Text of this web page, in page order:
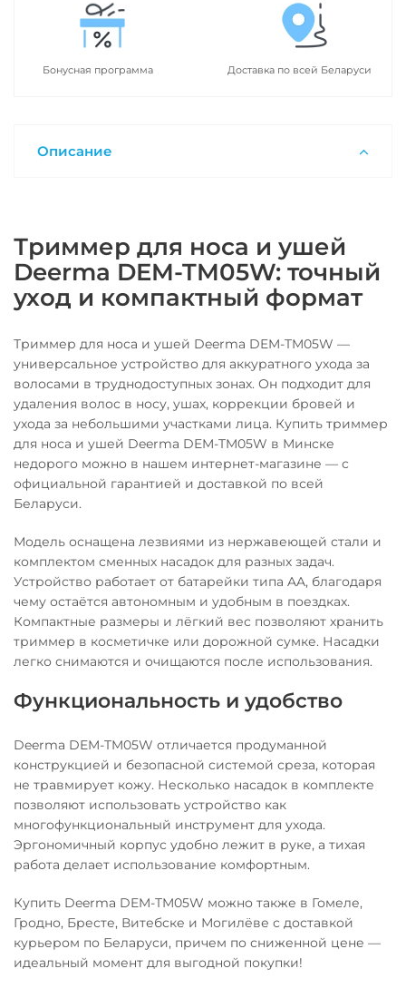
Бонусная программа Доставка по всей Беларуси
Описание
Триммер для носа и ушей
Deerma DEM-TM05W: точный
уход и компактный формат
Триммер для носа и ушей Deerma DEM-TM05W —
универсальное устройство для аккуратного ухода за
волосами в труднодоступных зонах. Он подходит для
удаления волос в носу, ушах, коррекции бровей и
ухода за небольшими участками лица. Купить триммер
для носа и ушей Deerma DEM-TM05W в Минске
недорого можно в нашем интернет-магазине — с
официальной гарантией и доставкой по всей
Беларуси.
Модель оснащена лезвиями из нержавеющей стали и
комплектом сменных насадок для разных задач.
Устройство работает от батарейки типа AA, благодаря
чему остаётся автономным и удобным в поездках.
Компактные размеры и лёгкий вес позволяют хранить
триммер в косметичке или дорожной сумке. Насадки
легко снимаются и очищаются после использования.
Функциональность и удобство
Deerma DEM-TM05W отличается продуманной
конструкцией и безопасной системой среза, которая
не травмирует кожу. Несколько насадок в комплекте
позволяют использовать устройство как
многофункциональный инструмент для ухода.
Эргономичный корпус удобно лежит в руке, а тихая
работа делает использование комфортным.
Купить Deerma DEM-TM05W можно также в Гомеле,
Гродно, Бресте, Витебске и Могилёве с доставкой
курьером по Беларуси, причем по сниженной цене —
идеальный момент для выгодной покупки!